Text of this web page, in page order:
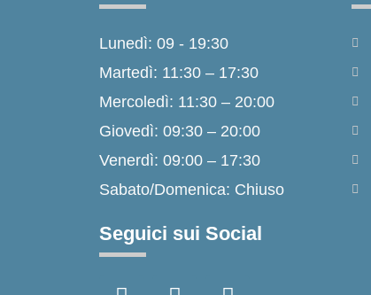
Lunedì: 09 - 19:30
Martedì: 11:30 – 17:30
Mercoledì: 11:30 – 20:00
Giovedì: 09:30 – 20:00
Venerdì: 09:00 – 17:30
Sabato/Domenica: Chiuso
Seguici sui Social